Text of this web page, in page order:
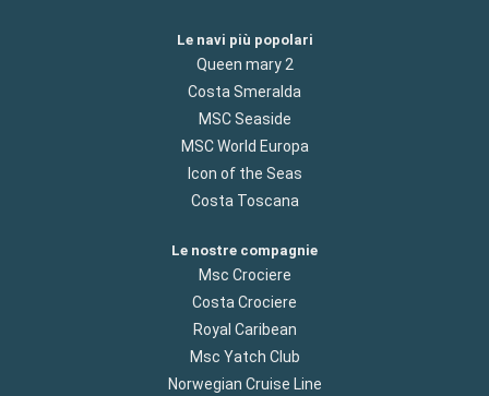
Le navi più popolari
Queen mary 2
Costa Smeralda
MSC Seaside
MSC World Europa
Icon of the Seas
Costa Toscana
Le nostre compagnie
Msc Crociere
Costa Crociere
Royal Caribean
Msc Yatch Club
Norwegian Cruise Line